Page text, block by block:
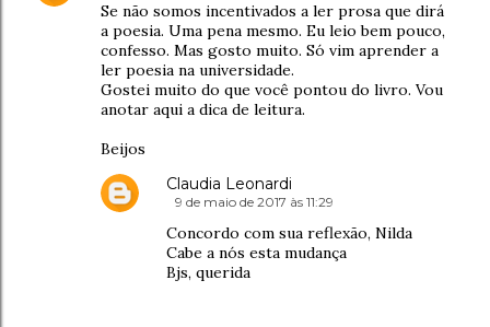
Se não somos incentivados a ler prosa que dirá
a poesia. Uma pena mesmo. Eu leio bem pouco,
confesso. Mas gosto muito. Só vim aprender a
ler poesia na universidade.
Gostei muito do que você pontou do livro. Vou
anotar aqui a dica de leitura.
Beijos
Claudia Leonardi
9 de maio de 2017 às 11:29
Concordo com sua reflexão, Nilda
Cabe a nós esta mudança
Bjs, querida